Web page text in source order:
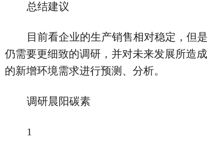
总结建议
目前看企业的生产销售相对稳定，但是
仍需要更细致的调研，并对未来发展所造成
的新增环境需求进行预测、分析。
调研晨阳碳素
1